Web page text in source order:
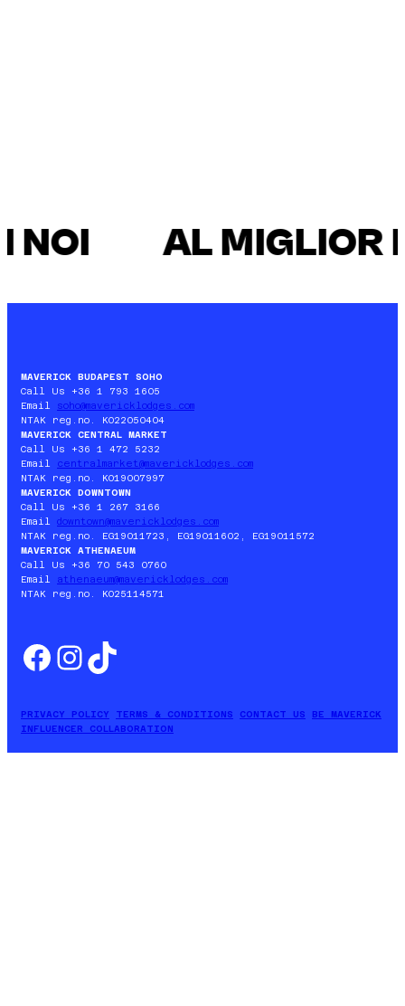
NOI AL MIGLIOR
MAVERICK BUDAPEST SOHO
Call Us +36 1 793 1605
Email soho@mavericklodges.com
NTAK reg.no. KO22050404
MAVERICK CENTRAL MARKET
Call Us +36 1 472 5232
Email centralmarket@mavericklodges.com
NTAK reg.no. KO19007997
MAVERICK DOWNTOWN
Call Us +36 1 267 3166
Email downtown@mavericklodges.com
NTAK reg.no. EG19011723, EG19011602, EG19011572
MAVERICK ATHENAEUM
Call Us +36 70 543 0760
Email athenaeum@mavericklodges.com
NTAK reg.no. KO25114571
Facebook
Instagram
TikTok
PRIVACY POLICY TERMS & CONDITIONS CONTACT US
BE MAVERICK
INFLUENCER COLLABORATION